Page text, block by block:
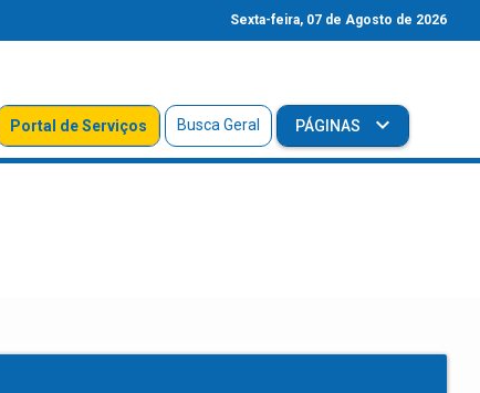
Sexta-feira, 07 de Agosto de 2026
Portal de Serviços Busca Geral PÁGINAS